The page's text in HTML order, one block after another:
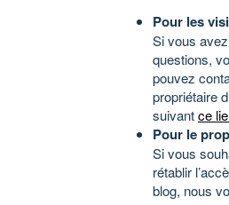
Pour les
Si vous
questions,
pouvez
propriétaire
suivantce
Pour le
Si vous
rétablir
blog, nous